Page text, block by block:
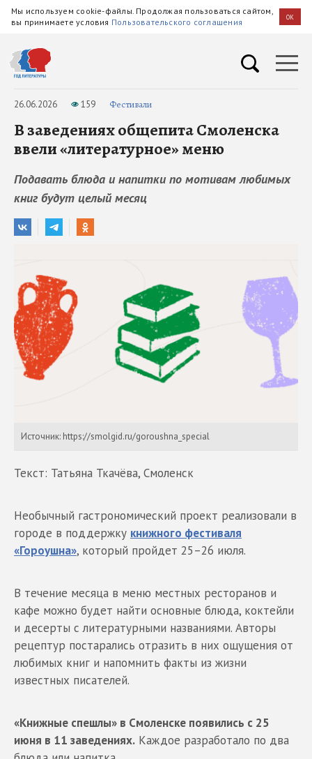
Мы используем cookie-файлы. Продолжая пользоваться сайтом,
вы принимаете условия Пользовательского соглашения OK
26.06.2026 159 Фестивали
В заведениях общепита Смоленска
ввели «литературное» меню
Подавать блюда и напитки по мотивам любимых
книг будут целый месяц
Источник: https://smolgid.ru/goroushna_special
Текст: Татьяна Ткачёва, Смоленск
Необычный гастрономический проект реализовали в
городе в поддержку книжного фестиваля
«Гороушна», который пройдет 25–26 июля.
В течение месяца в меню местных ресторанов и
кафе можно будет найти основные блюда, коктейли
и десерты с литературными названиями. Авторы
рецептур постарались отразить в них ощущения от
любимых книг и напомнить факты из жизни
известных писателей.
«Книжные спешлы» в Смоленске появились с 25
июня в 11 заведениях. Каждое разработало по два